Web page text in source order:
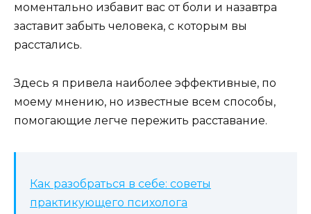
моментально избавит вас от боли и назавтра
заставит забыть человека, с которым вы
расстались.
Здесь я привела наиболее эффективные, по
моему мнению, но известные всем способы,
помогающие легче пережить расставание.
Как разобраться в себе: советы
практикующего психолога